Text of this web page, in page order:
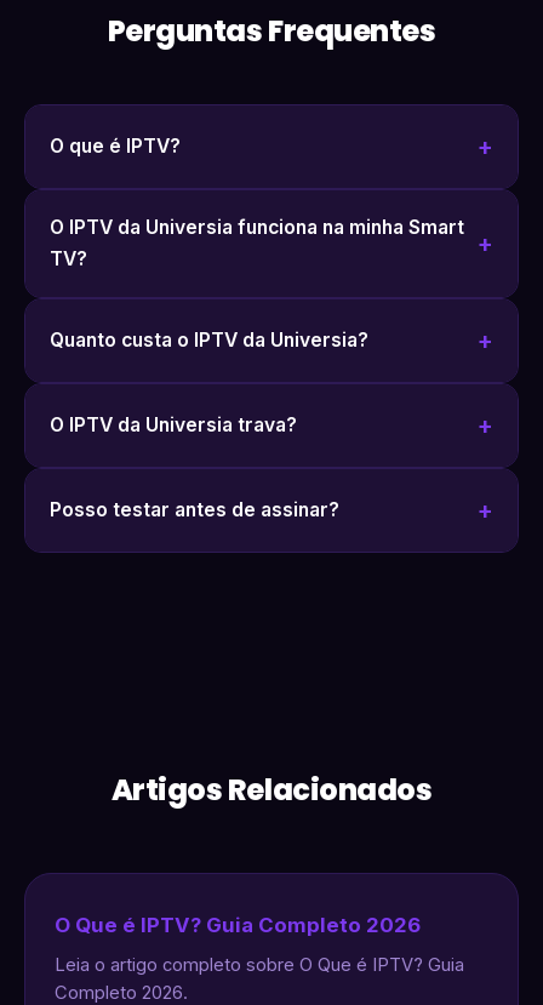
Perguntas Frequentes
O que é IPTV?
O IPTV da Universia funciona na minha Smart
TV?
Quanto custa o IPTV da Universia?
O IPTV da Universia trava?
Posso testar antes de assinar?
Artigos Relacionados
O Que é IPTV? Guia Completo 2026
Leia o artigo completo sobre O Que é IPTV? Guia
Completo 2026.